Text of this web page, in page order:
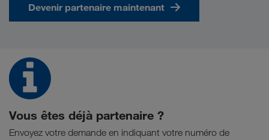
Devenir partenaire maintenant
Vous êtes déjà partenaire ?
Envoyez votre demande en indiquant votre numéro de